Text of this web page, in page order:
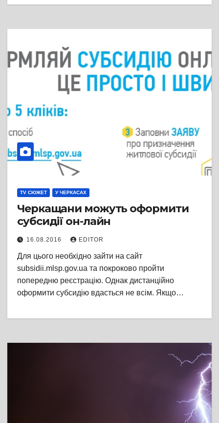
TV СЮЖЕТ У ЧЕРКАСАХ
Черкащани можуть оформити
субсидії он-лайн
16.08.2016 EDITOR
Для цього необхідно зайти на сайт
subsidii.mlsp.gov.ua та покроково пройти
попередню реєстрацію. Однак дистанційно
оформити субсидію вдасться не всім. Якщо…